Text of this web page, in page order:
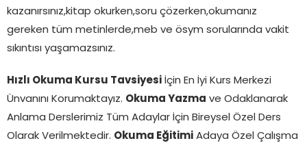
kazanırsınız,kitap okurken,soru çözerken,okumanız
gereken tüm metinlerde,meb ve ösym sorularında vakit
sıkıntısı yaşamazsınız.
Hızlı Okuma Kursu Tavsiyesi İçin En İyi Kurs Merkezi
Ünvanını Korumaktayız. Okuma Yazma ve Odaklanarak
Anlama Derslerimiz Tüm Adaylar İçin Bireysel Özel Ders
Olarak Verilmektedir. Okuma Eğitimi Adaya Özel Çalışma